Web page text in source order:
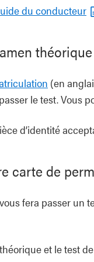
du conducteur
théorique
(en
le test. Vous
d’identité
carte de
fera passer un
et le test